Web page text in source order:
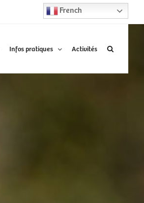
French
Infos pratiques Activités